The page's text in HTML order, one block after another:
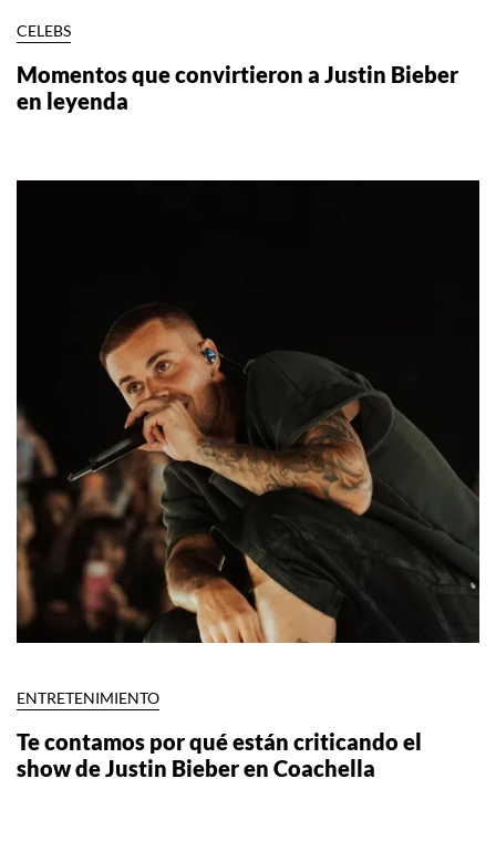
CELEBS
Momentos que convirtieron a Justin Bieber
en leyenda
ENTRETENIMIENTO
Te contamos por qué están criticando el
show de Justin Bieber en Coachella